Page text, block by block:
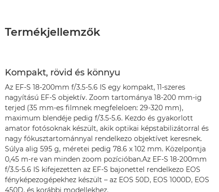
Termékjellemzők
Kompakt, rövid és könnyu
Az EF-S 18-200mm f/3.5-5.6 IS egy kompakt, 11-szeres
nagyítású EF-S objektív. Zoom tartománya 18-200 mm-ig
terjed (35 mm-es filmnek megfeleloen: 29-320 mm),
maximum blendéje pedig f/3.5-5.6. Kezdo és gyakorlott
amator fotósoknak készült, akik optikai képstabilizátorral és
nagy fókusztartománnyal rendelkezo objektívet keresnek.
Súlya alig 595 g, méretei pedig 78.6 x 102 mm. Közelpontja
0,45 m-re van minden zoom pozícióban.Az EF-S 18-200mm
f/3.5-5.6 IS kifejezetten az EF-S bajonettel rendelkezo EOS
fényképezogépekhez készült – az EOS 50D, EOS 1000D, EOS
450D, és korábbi modellekhez.